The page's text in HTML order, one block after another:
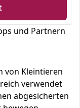
und Partnern
von Kleintieren
verwendet
abgesicherten